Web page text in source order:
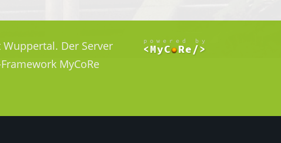
Der Server
MyCoRe